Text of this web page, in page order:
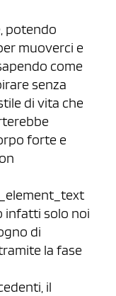
potendo
muoverci e
come
senza
di vita che
forte e
infatti solo noi
di
la fase
il